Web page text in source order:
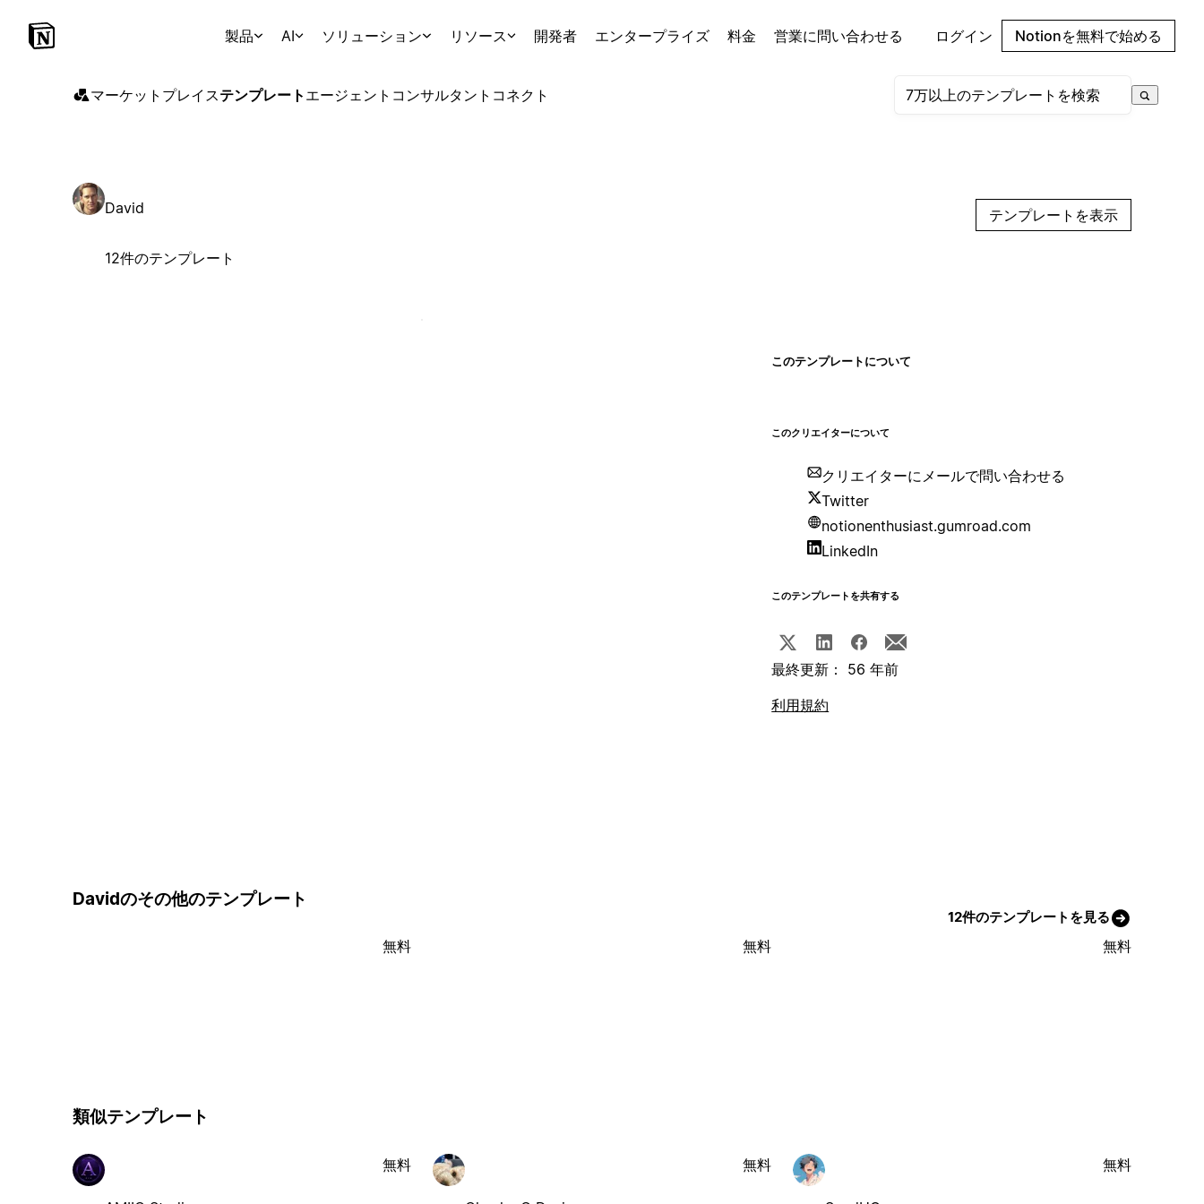
製品 AI ソリューション リソース 開発者 エンタープライズ 料金 営業に問い合わせる ログイン Notionを無料で始める
マーケットプレイステンプレート エージェント コンサルタント コネクト
David
12件のテンプレート
テンプレートを表示
このテンプレートについて
このクリエイターについて
クリエイターにメールで問い合わせる
Twitter
notionenthusiast.gumroad.com
LinkedIn
このテンプレートを共有する
最終更新： 56 年前
利用規約
Davidのその他のテンプレート
12件のテンプレートを見る
無料 無料 無料
類似テンプレート
無料 無料 無料